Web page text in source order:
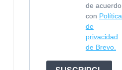
de acuerdo
con Política
de
privacidad
de Brevo.